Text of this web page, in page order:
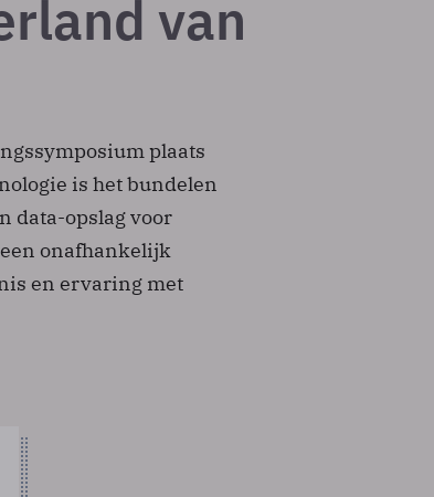
van
plaats
is het bundelen
data-opslag voor
onafhankelijk
en ervaring met